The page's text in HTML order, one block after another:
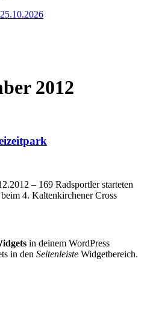
2012
– 169 Radsportler starteten
4. Kaltenkirchener Cross
in deinem WordPress
in den Seitenleiste Widgetbereich.